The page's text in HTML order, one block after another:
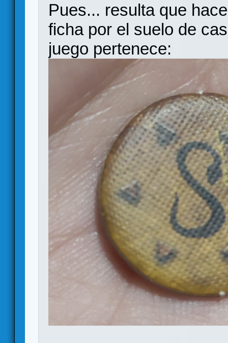
Pues... resulta que
ficha por el suelo de
juego pertenece: